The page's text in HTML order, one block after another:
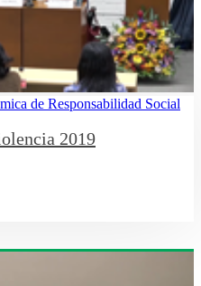
de Responsabilidad Social
2019